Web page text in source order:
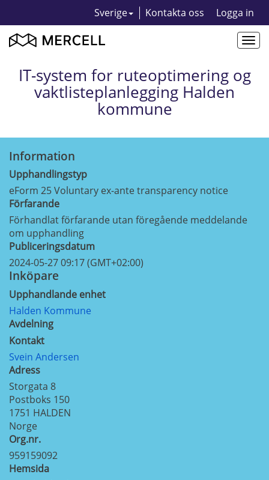
Sverige Kontakta oss Logga in
IT-system for ruteoptimering og
vaktlisteplanlegging Halden
kommune
Information
Upphandlingstyp
eForm 25 Voluntary ex-ante transparency notice
Förfarande
Förhandlat förfarande utan föregående meddelande
om upphandling
Publiceringsdatum
2024-05-27 09:17 (GMT+02:00)
Inköpare
Upphandlande enhet
Halden Kommune
Avdelning
Kontakt
Svein Andersen
Adress
Storgata 8
Postboks 150
1751 HALDEN
Norge
Org.nr.
959159092
Hemsida